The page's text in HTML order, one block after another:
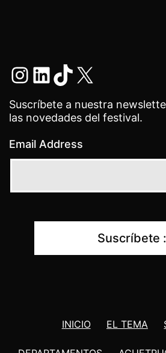
Instagram
LinkedIn
TikTok
X
Suscríbete a nuestra
las novedades del festival.
Email Address
INICIO EL TEMA